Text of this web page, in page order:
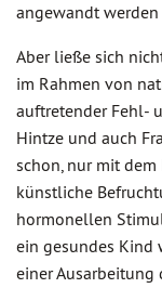
angewandt
Aber ließe sich
im Rahmen von
auftretender Fehl-
Hintze und auch
schon, nur mit
künstliche
hormonellen
ein gesundes Kind
einer Ausarbeitung